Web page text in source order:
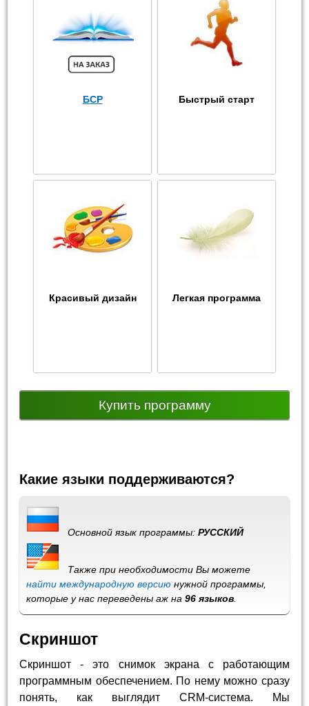
БСР Быстрый старт
Красивый дизайн Легкая программа
Купить программу
Какие языки поддерживаются?
Основной язык программы:РУССКИЙ
Также при необходимости Вы можете
найти международную версию нужной программы,
которые у нас переведены аж на96 языков
Скриншот
Скриншот - это снимок экрана с работающим
программным обеспечением. По нему можно сразу
понять, как выглядит CRM-система. Мы